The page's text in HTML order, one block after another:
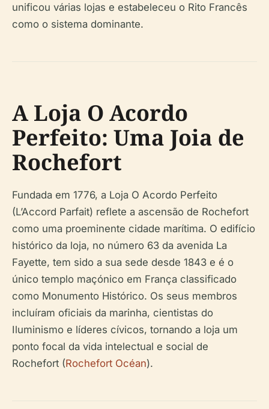
unificou várias lojas e estabeleceu o Rito Francês
como o sistema dominante.
A Loja O Acordo
Perfeito: Uma Joia de
Rochefort
Fundada em 1776, a Loja O Acordo Perfeito
(L’Accord Parfait) reflete a ascensão de Rochefort
como uma proeminente cidade marítima. O edifício
histórico da loja, no número 63 da avenida La
Fayette, tem sido a sua sede desde 1843 e é o
único templo maçónico em França classificado
como Monumento Histórico. Os seus membros
incluíram oficiais da marinha, cientistas do
Iluminismo e líderes cívicos, tornando a loja um
ponto focal da vida intelectual e social de
Rochefort (Rochefort Océan).